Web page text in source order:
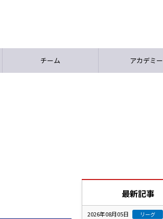
チーム アカデミー
最新記事
2026年08月05日 リーグ